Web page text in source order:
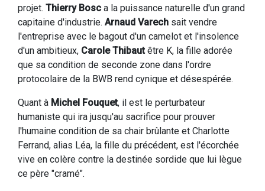
projet. Thierry Bosc a la puissance naturelle d'un grand
capitaine d'industrie. Arnaud Varech sait vendre
l'entreprise avec le bagout d'un camelot et l'insolence
d'un ambitieux, Carole Thibautêtre K, la fille adorée
que sa condition de seconde zone dans l'ordre
protocolaire de la BWB rend cynique et désespérée.
Quant à Michel Fouquet, il est le perturbateur
humaniste qui ira jusqu'au sacrifice pour prouver
l'humaine condition de sa chair brûlante et Charlotte
Ferrand, alias Léa, la fille du précédent, est l'écorchée
vive en colère contre la destinée sordide que lui lègue
ce père "cramé".